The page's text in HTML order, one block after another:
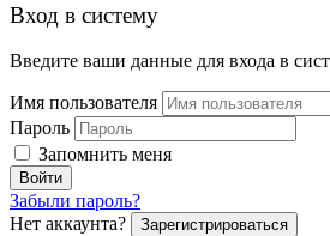
Вход в систему
Введите ваши данные для входа в
Имя пользователя
Пароль
Запомнить меня
Войти
Забыли пароль?
Нет аккаунта?
Зарегистрироваться